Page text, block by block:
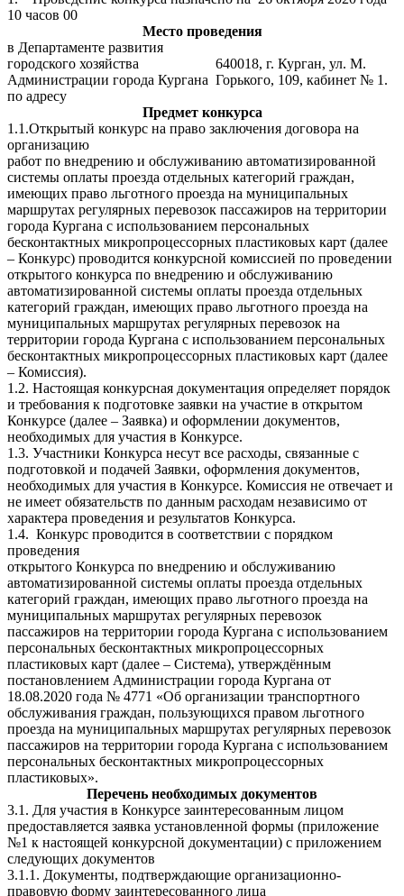
10 часов 00
Место проведения
в Департаменте развития
городского хозяйства
Администрации города Кургана
по адресу
640018, г. Курган, ул. М.
Горького, 109, кабинет № 1.
Предмет конкурса
1.1.Открытый конкурс на право заключения договора на
организацию
работ по внедрению и обслуживанию автоматизированной
системы оплаты проезда отдельных категорий граждан,
имеющих право льготного проезда на муниципальных
маршрутах регулярных перевозок пассажиров на территории
города Кургана с использованием персональных
бесконтактных микропроцессорных пластиковых карт (далее
– Конкурс) проводится конкурсной комиссией по проведении
открытого конкурса по внедрению и обслуживанию
автоматизированной системы оплаты проезда отдельных
категорий граждан, имеющих право льготного проезда на
муниципальных маршрутах регулярных перевозок на
территории города Кургана с использованием персональных
бесконтактных микропроцессорных пластиковых карт (далее
– Комиссия).
1.2. Настоящая конкурсная документация определяет порядок
и требования к подготовке заявки на участие в открытом
Конкурсе (далее – Заявка) и оформлении документов,
необходимых для участия в Конкурсе.
1.3. Участники Конкурса несут все расходы, связанные с
подготовкой и подачей Заявки, оформления документов,
необходимых для участия в Конкурсе. Комиссия не отвечает и
не имеет обязательств по данным расходам независимо от
характера проведения и результатов Конкурса.
1.4. Конкурс проводится в соответствии с порядком
проведения
открытого Конкурса по внедрению и обслуживанию
автоматизированной системы оплаты проезда отдельных
категорий граждан, имеющих право льготного проезда на
муниципальных маршрутах регулярных перевозок
пассажиров на территории города Кургана с использованием
персональных бесконтактных микропроцессорных
пластиковых карт (далее – Система), утверждённым
постановлением Администрации города Кургана от
18.08.2020 года № 4771 «Об организации транспортного
обслуживания граждан, пользующихся правом льготного
проезда на муниципальных маршрутах регулярных перевозок
пассажиров на территории города Кургана с использованием
персональных бесконтактных микропроцессорных
пластиковых».
Перечень необходимых документов
3.1. Для участия в Конкурсе заинтересованным лицом
предоставляется заявка установленной формы (приложение
№1 к настоящей конкурсной документации) с приложением
следующих документов
3.1.1. Документы, подтверждающие организационно-
правовую форму заинтересованного лица